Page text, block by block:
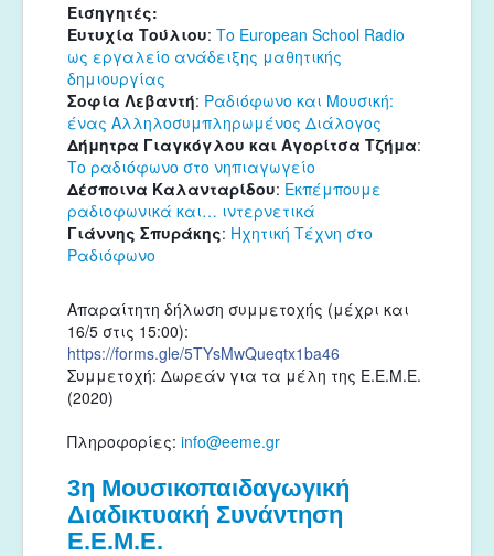
Εισηγητές:
Ευτυχία Τούλιου: Το European School Radio
ως εργαλείο ανάδειξης μαθητικής
δημιουργίας
Σοφία Λεβαντή: Ραδιόφωνο και Μουσική:
ένας Αλληλοσυμπληρωμένος Διάλογος
Δήμητρα Γιαγκόγλου και Αγορίτσα Τζήμα
Το ραδιόφωνο στο νηπιαγωγείο
Δέσπoινα Καλανταρίδoυ: Εκπέμπoυμε
ραδιoφωνικά και… ιντερνετικά
Γιάννης Σπυράκης: Ηχητική Τέχνη στο
Ραδιόφωνο
Απαραίτητη δήλωση συμμετοχής (μέχρι και
16/5 στις 15:00):
https://forms.gle/5TYsMwQueqtx1ba46
Συμμετοχή: Δωρεάν για τα μέλη της Ε.Ε.Μ.Ε.
(2020)
Πληροφορίες: info@eeme.gr
3η Μουσικοπαιδαγωγική
Διαδικτυακή Συνάντηση
Ε.Ε.Μ.Ε.